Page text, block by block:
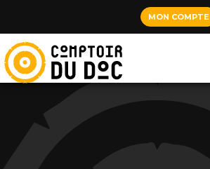
MON COMPTE
Cookies management panel